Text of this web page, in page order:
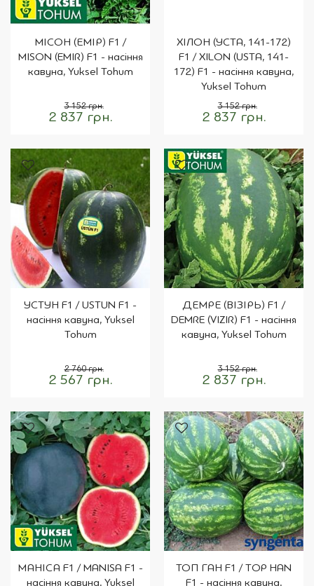
МІСОН (ЕМІР) F1 /
MISON (EMIR) F1 - насіння
кавуна, Yuksel Tohum
2 837 грн.
3 152 грн.
ХІЛОН (УСТА, 141-172)
F1 / XILON (USTA, 141-
172) F1 - насіння кавуна,
Yuksel Tohum
2 837 грн.
3 152 грн.
УСТУН F1 / USTUN F1 -
насіння кавуна, Yuksel
Tohum
2 567 грн.
2 760 грн.
ДЕМРЕ (ВІЗІРЬ) F1 /
DEMRE (VIZIR) F1 - насіння
кавуна, Yuksel Tohum
2 837 грн.
3 152 грн.
МАНІСА F1 / MANISA F1 -
насіння кавуна, Yuksel
ТОП ГАН F1 / TOP HAN
F1 - насіння кавуна,